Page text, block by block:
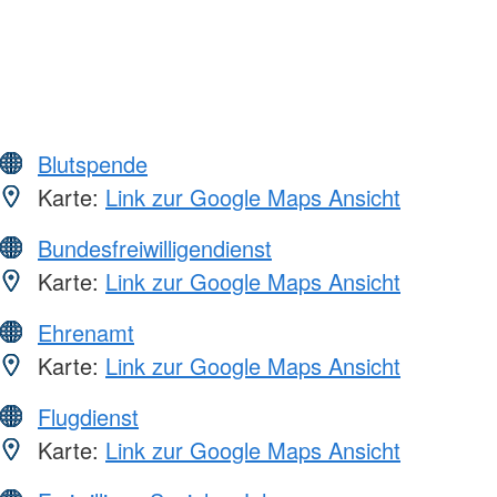
Blutspende
Karte: Link zur Google Maps Ansicht
Bundesfreiwilligendienst
Karte: Link zur Google Maps Ansicht
Ehrenamt
Karte: Link zur Google Maps Ansicht
Flugdienst
Karte: Link zur Google Maps Ansicht